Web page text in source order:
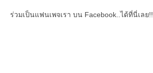
ร่วมเป็นแฟนเพจเรา บน Facebook..ได้ที่นี่เลย!!